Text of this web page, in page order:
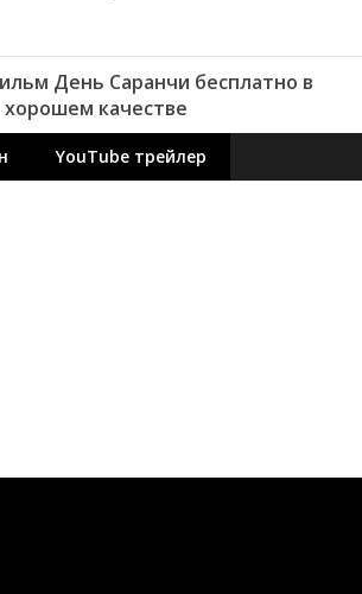
День Саранчи бесплатно в
хорошем качестве
YouTube трейлер